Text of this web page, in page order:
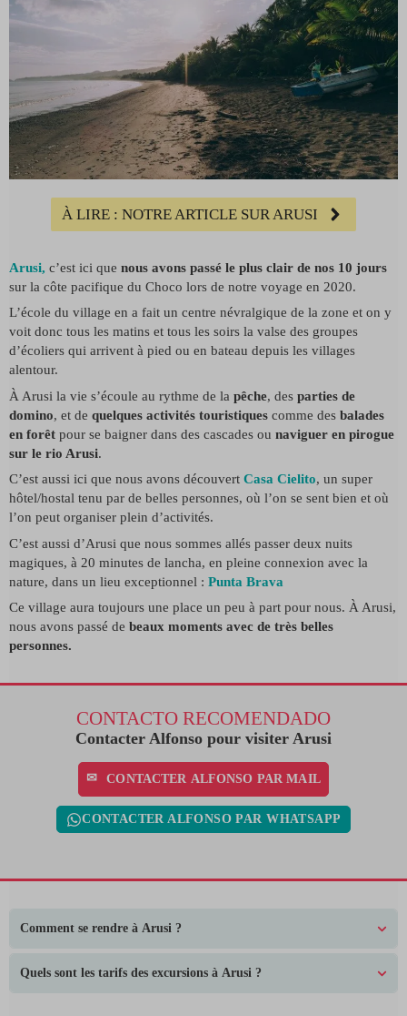
À LIRE : NOTRE ARTICLE SUR ARUSI
Arusi, c’est ici que nous avons passé le plus clair de nos 10 jours
sur la côte pacifique du Choco lors de notre voyage en 2020.
L’école du village en a fait un centre névralgique de la zone et on y
voit donc tous les matins et tous les soirs la valse des groupes
d’écoliers qui arrivent à pied ou en bateau depuis les villages
alentour.
À Arusi la vie s’écoule au rythme de la pêche, des parties de
domino, et de quelques activités touristiques comme des balades
en forêt pour se baigner dans des cascades ou naviguer en pirogue
sur le rio Arusi.
C’est aussi ici que nous avons découvert Casa Cielito, un super
hôtel/hostal tenu par de belles personnes, où l’on se sent bien et où
l’on peut organiser plein d’activités.
C’est aussi d’Arusi que nous sommes allés passer deux nuits
magiques, à 20 minutes de lancha, en pleine connexion avec la
nature, dans un lieu exceptionnel : Punta Brava
Ce village aura toujours une place un peu à part pour nous. À Arusi,
nous avons passé de beaux moments avec de très belles
personnes.
CONTACTO RECOMENDADO
Contacter Alfonso pour visiter Arusi
CONTACTER ALFONSO PAR MAIL
CONTACTER ALFONSO PAR WHATSAPP
Comment se rendre à Arusi ?
Quels sont les tarifs des excursions à Arusi ?